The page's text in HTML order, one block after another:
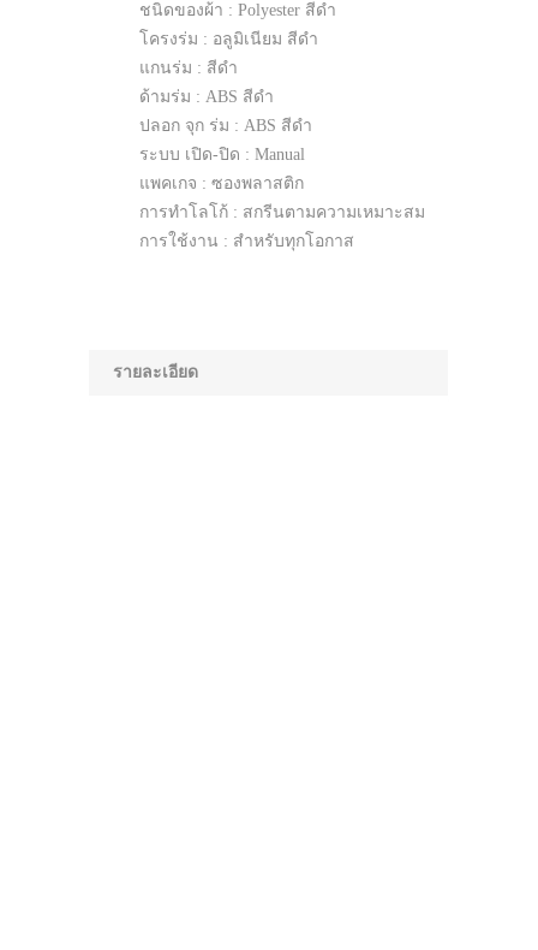
ชนิดของผ้า : Polyester สีดำ
โครงร่ม : อลูมิเนียม สีดำ
แกนร่ม : สีดำ
ด้ามร่ม : ABS สีดำ
ปลอก จุก ร่ม : ABS สีดำ
ระบบ เปิด-ปิด : Manual
แพคเกจ : ซองพลาสติก
การทำโลโก้ : สกรีนตามความเหมาะสม
การใช้งาน : สำหรับทุกโอกาส
รายละเอียด